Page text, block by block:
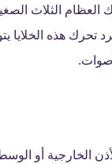
الثلاث
تحرك هذه
الخارجية أو